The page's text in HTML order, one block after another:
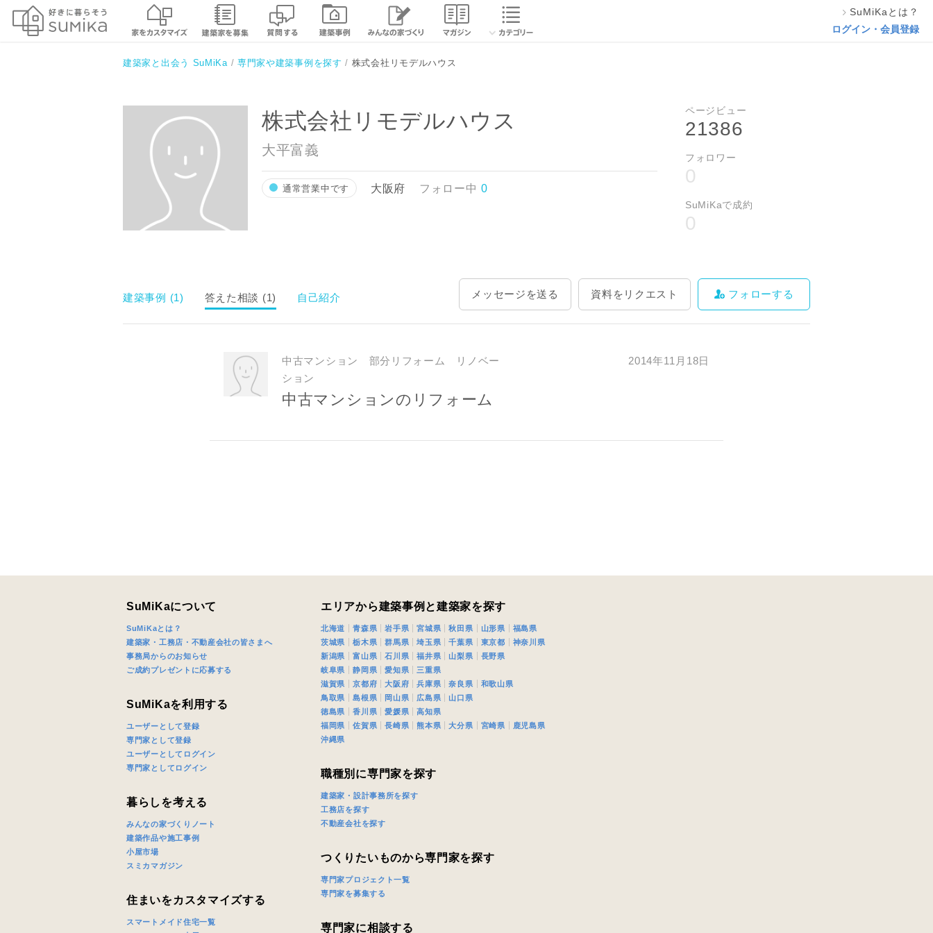
SuMiKaとは？
ログイン・会員登録
建築家と出会う SuMiKa 専門家や建築事例を探す 株式会社リモデルハウス
株式会社リモデルハウス 相談する
株式会社リモデルハウス
大平富義
通常営業中です 大阪府 フォロー中 0
ページビュー
21386
フォロワー
0
SuMiKaで成約
0
建築事例 (1) 答えた相談 (1) 自己紹介 メッセージを送る 資料をリクエスト フォローする
中古マンション 部分リフォーム リノベー
ション
2014年11月18日
中古マンションのリフォーム
メールアドレス
ご住所 郵便番号
都道府県
完成希望時期
同居する家族構成
資料請求にあたっての注意事項
プライバシーポリシー
当社はお客様からいただいた個人情報を，お客様が指定された専門家へ提供すること、または当社サービ
専門家の都合により、資料の送付が遅くなったり、送付できない場合があります。あらか
閉じる
閉じる
SuMiKaについて
SuMiKaとは？
建築家・工務店・不動産会社の皆さまへ
事務局からのお知らせ
ご成約プレゼントに応募する
SuMiKaを利用する
ユーザーとして登録
専門家として登録
ユーザーとしてログイン
専門家としてログイン
暮らしを考える
みんなの家づくりノート
建築作品や施工事例
小屋市場
スミカマガジン
住まいをカスタマイズする
スマートメイド住宅一覧
エリアから建築事例と建築家を探す
北海道 青森県 岩手県 宮城県 秋田県 山形県
福島県
茨城県
栃木県 群馬県 埼玉県 千葉県 東京都
神奈川県
新潟県
富山県 石川県 福井県 山梨県
長野県
岐阜県
静岡県 愛知県
三重県
滋賀県
京都府 大阪府 兵庫県 奈良県
和歌山県
鳥取県
島根県 岡山県 広島県
山口県
徳島県
香川県 愛媛県
高知県
福岡県
佐賀県 長崎県 熊本県 大分県 宮崎県
鹿児島県
沖縄県
職種別に専門家を探す
建築家・設計事務所を探す
工務店を探す
不動産会社を探す
つくりたいものから専門家を探す
専門家プロジェクト一覧
専門家を募集する
専門家に相談する